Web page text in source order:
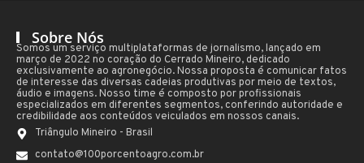
Sobre Nós
Somos um serviço multiplataformas de jornalismo, lançado em
março de 2022 no coração do Cerrado Mineiro, dedicado
exclusivamente ao agronegócio. Nossa proposta é comunicar fatos
de interesse das diversas cadeias produtivas por meio de textos,
áudio e imagens. Nosso time é composto por profissionais
especializados em diferentes segmentos, conferindo autoridade e
credibilidade aos conteúdos veiculados em nossos canais.
Triângulo Mineiro - Brasil
contato@100porcentoagro.com.br